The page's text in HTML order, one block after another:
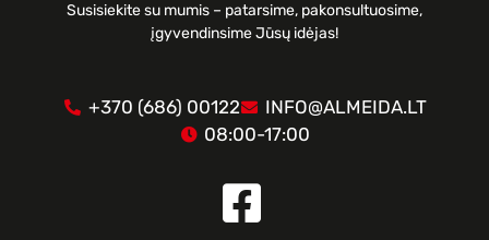
Susisiekite su mumis – patarsime, pakonsultuosime,
įgyvendinsime Jūsų idėjas!
+370 (686) 00122
INFO@ALMEIDA.LT
08:00-17:00